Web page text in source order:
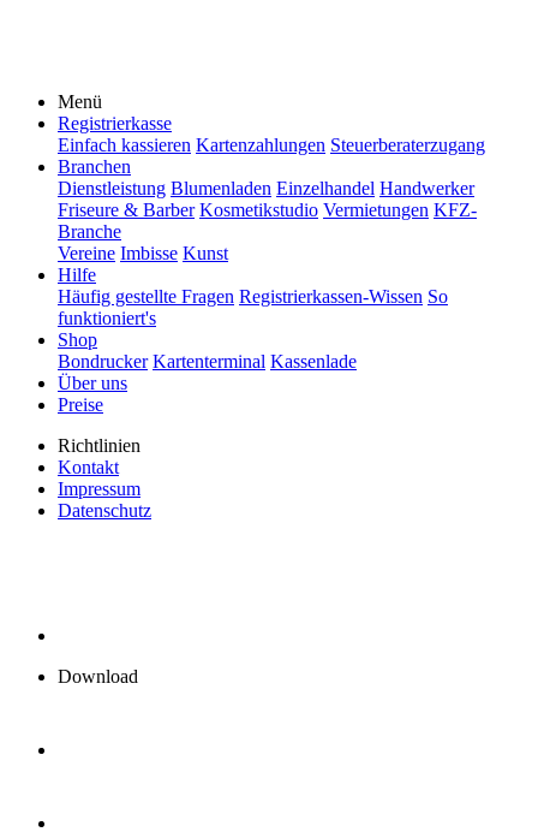
Menü
Registrierkasse
Einfach kassieren Kartenzahlungen Steuerberaterzugang
Branchen
Dienstleistung Blumenladen Einzelhandel Handwerker
Friseure & Barber Kosmetikstudio Vermietungen KFZ-
Branche
Vereine Imbisse Kunst
Hilfe
Häufig gestellte Fragen Registrierkassen-Wissen So
funktioniert's
Shop
Bondrucker Kartenterminal Kassenlade
Über uns
Preise
Richtlinien
Kontakt
Impressum
Datenschutz
Download